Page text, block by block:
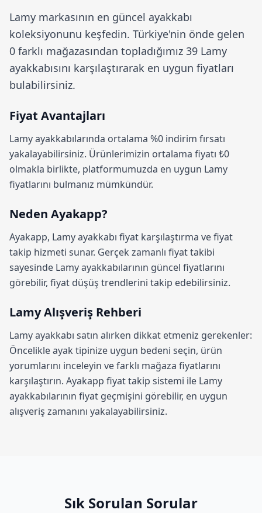
Lamy markasının en güncel ayakkabı
koleksiyonunu keşfedin. Türkiye'nin önde gelen
0 farklı mağazasından topladığımız 39 Lamy
ayakkabısını karşılaştırarak en uygun fiyatları
bulabilirsiniz.
Fiyat Avantajları
Lamy ayakkabılarında ortalama %0 indirim fırsatı
yakalayabilirsiniz. Ürünlerimizin ortalama fiyatı ₺0
olmakla birlikte, platformumuzda en uygun Lamy
fiyatlarını bulmanız mümkündür.
Neden Ayakapp?
Ayakapp, Lamy ayakkabı fiyat karşılaştırma ve fiyat
takip hizmeti sunar. Gerçek zamanlı fiyat takibi
sayesinde Lamy ayakkabılarının güncel fiyatlarını
görebilir, fiyat düşüş trendlerini takip edebilirsiniz.
Lamy Alışveriş Rehberi
Lamy ayakkabı satın alırken dikkat etmeniz gerekenler:
Öncelikle ayak tipinize uygun bedeni seçin, ürün
yorumlarını inceleyin ve farklı mağaza fiyatlarını
karşılaştırın. Ayakapp fiyat takip sistemi ile Lamy
ayakkabılarının fiyat geçmişini görebilir, en uygun
alışveriş zamanını yakalayabilirsiniz.
Sık Sorulan Sorular